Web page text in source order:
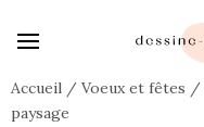
Accueil / Voeux et fêtes /
paysage